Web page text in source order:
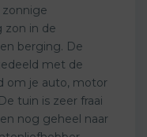
zon in de
berging. De
met de
om je auto, motor
tuin is zeer fraai
nog geheel naar